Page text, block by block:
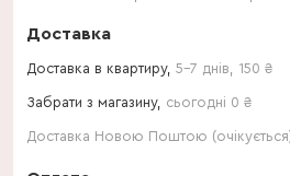
Доставка
Доставка в квартиру, 5-7 днів 150 ₴
Забрати з магазину, сьогодні 0 ₴
Доставка Новою Поштою